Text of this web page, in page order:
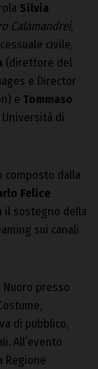
Silvia
Calamandrei,
civile,
(direttore del
e Director
e Tommaso
di
composto dalla
Felice
il sostegno della
sui canali
presso
di pubblico,
All’evento
Regione